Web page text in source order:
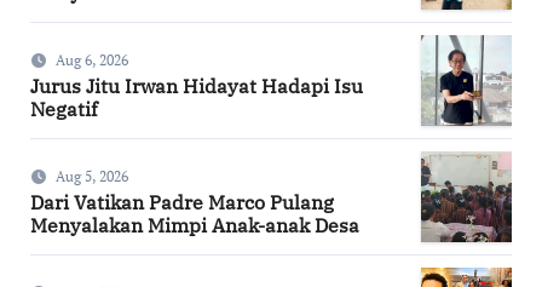
Aug 6, 2026
Jurus Jitu Irwan Hidayat Hadapi Isu
Negatif
Aug 5, 2026
Dari Vatikan Padre Marco Pulang
Menyalakan Mimpi Anak-anak Desa